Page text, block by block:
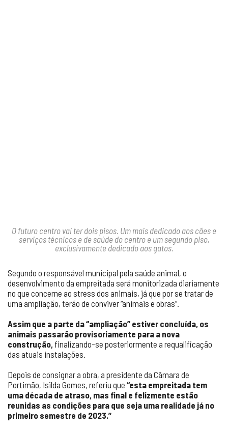
O futuro centro vai ter dois pisos. Um mais dedicado aos cães e
serviços técnicos e de saúde do centro e um segundo piso,
exclusivamente dedicado aos gatos.
Segundo o responsável municipal pela saúde animal, o
desenvolvimento da empreitada será monitorizada diariamente
no que concerne ao stress dos animais, já que por se tratar de
uma ampliação, terão de conviver “animais e obras”.
Assim que a parte da “ampliação” estiver concluída, os
animais passarão provisoriamente para a nova
construção, finalizando-se posteriormente a requalificação
das atuais instalações.
Depois de consignar a obra, a presidente da Câmara de
Portimão, Isilda Gomes, referiu que “esta empreitada tem
uma década de atraso, mas final e felizmente estão
reunidas as condições para que seja uma realidade já no
primeiro semestre de 2023.”